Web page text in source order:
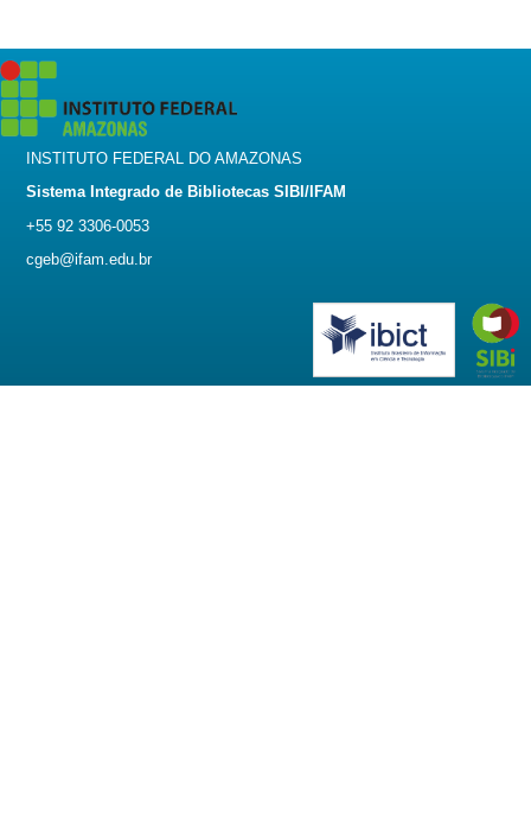
INSTITUTO FEDERAL DO AMAZONAS
Sistema Integrado de Bibliotecas SIBI/IFAM
+55 92 3306-0053
cgeb@ifam.edu.br